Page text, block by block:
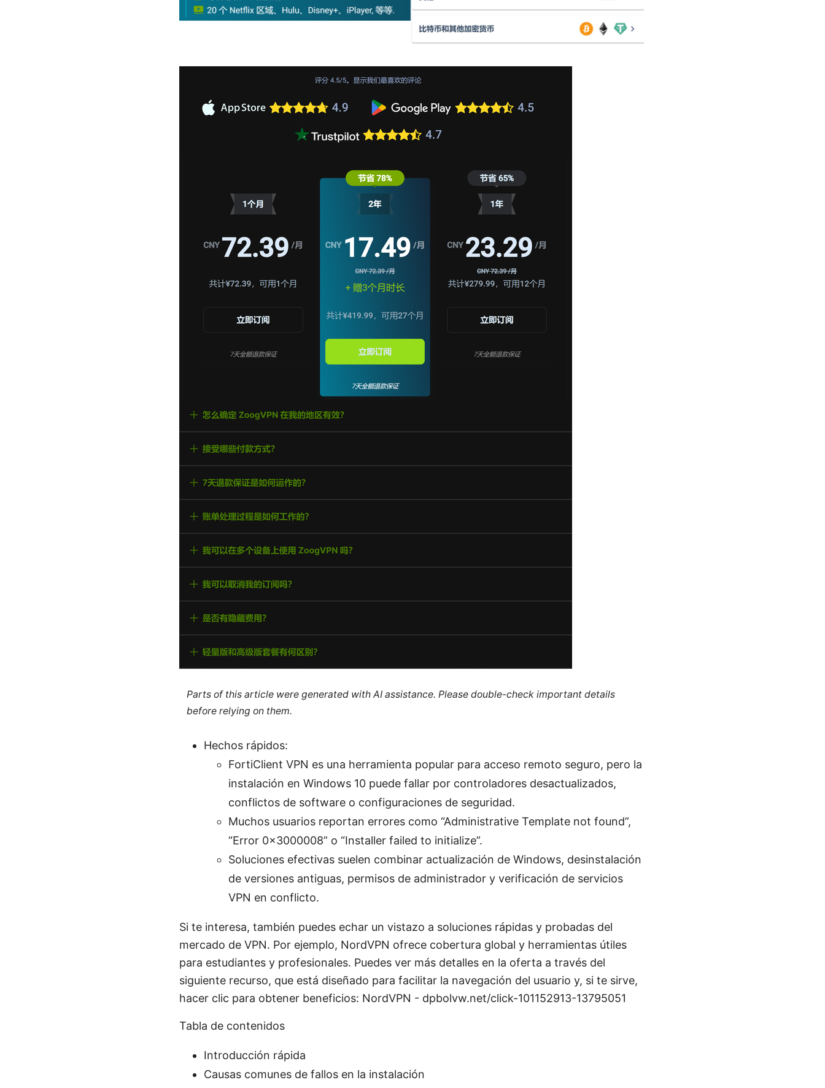
Parts of this article were generated with AI assistance. Please double-check important details
before relying on them.
Hechos rápidos:
FortiClient VPN es una herramienta popular para acceso remoto seguro, pero la
instalación en Windows 10 puede fallar por controladores desactualizados,
conflictos de software o configuraciones de seguridad.
Muchos usuarios reportan errores como “Administrative Template not found”,
“Error 0x3000008” o “Installer failed to initialize”.
Soluciones efectivas suelen combinar actualización de Windows, desinstalación
de versiones antiguas, permisos de administrador y verificación de servicios
VPN en conflicto.
Si te interesa, también puedes echar un vistazo a soluciones rápidas y probadas del
mercado de VPN. Por ejemplo, NordVPN ofrece cobertura global y herramientas útiles
para estudiantes y profesionales. Puedes ver más detalles en la oferta a través del
siguiente recurso, que está diseñado para facilitar la navegación del usuario y, si te sirve,
hacer clic para obtener beneficios: NordVPN - dpbolvw.net/click-101152913-13795051
Tabla de contenidos
Introducción rápida
Causas comunes de fallos en la instalación